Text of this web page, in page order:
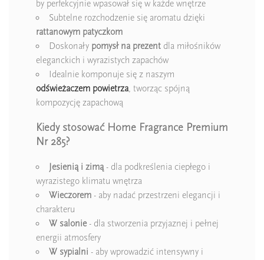
by perfekcyjnie wpasował się w każde wnętrze
Subtelne rozchodzenie się aromatu dzięki
rattanowym patyczkom
Doskonały pomysł na prezent dla miłośników
eleganckich i wyrazistych zapachów
Idealnie komponuje się z naszym
odświeżaczem powietrza, tworząc spójną
kompozycję zapachową
Kiedy stosować Home Fragrance Premium
Nr 285?
Jesienią i zimą - dla podkreślenia ciepłego i
wyrazistego klimatu wnętrza
Wieczorem - aby nadać przestrzeni elegancji i
charakteru
W salonie- dla stworzenia przyjaznej i pełnej
energii atmosfery
W sypialni - aby wprowadzić intensywny i